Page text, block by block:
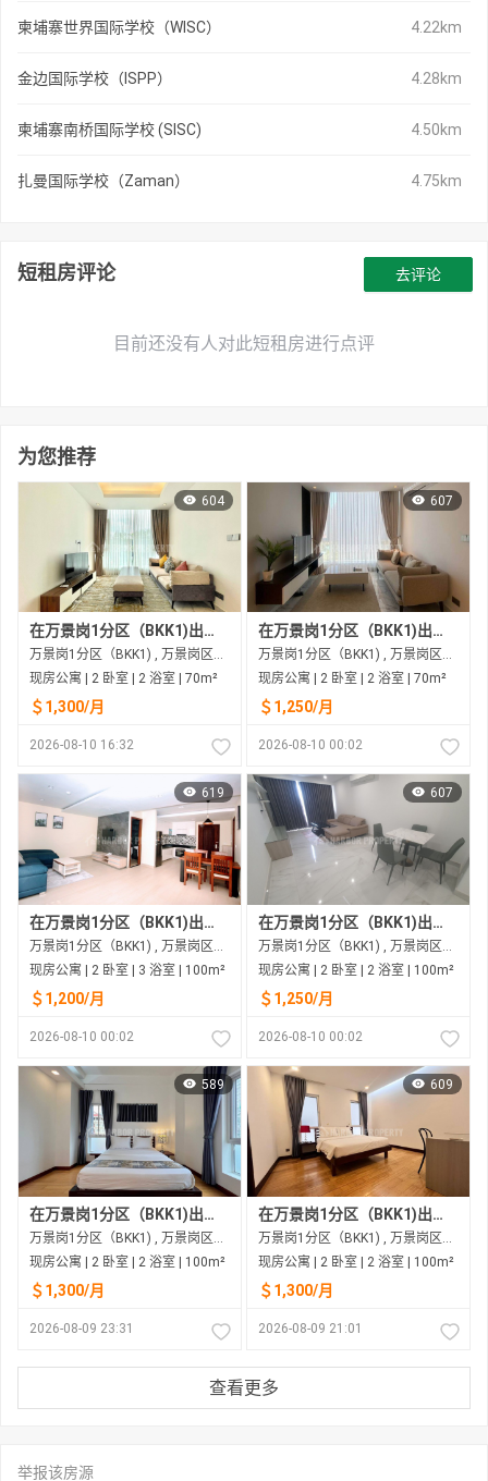
柬埔寨世界国际学校（WISC） 4.22km
金边国际学校（ISPP） 4.28km
柬埔寨南桥国际学校 (SISC) 4.50km
扎曼国际学校（Zaman） 4.75km
短租房评论
目前还没有人对此短租房进行点评
去评论
为您推荐
604
在万景岗1分区（BKK1)出租的现房公寓
万景岗1分区（BKK1) , 万景岗区（BKK) , 金边市
现房公寓 | 2 卧室 | 2 浴室 | 70m²
＄1,300/月
2026-08-10 16:32
607
在万景岗1分区（BKK1)出租的现房公寓
万景岗1分区（BKK1) , 万景岗区（BKK) , 金边市
现房公寓 | 2 卧室 | 2 浴室 | 70m²
＄1,250/月
2026-08-10 00:02
619
在万景岗1分区（BKK1)出租的现房公寓
万景岗1分区（BKK1) , 万景岗区（BKK) , 金边市
现房公寓 | 2 卧室 | 3 浴室 | 100m²
＄1,200/月
2026-08-10 00:02
607
在万景岗1分区（BKK1)出租的现房公寓
万景岗1分区（BKK1) , 万景岗区（BKK) , 金边市
现房公寓 | 2 卧室 | 2 浴室 | 100m²
＄1,250/月
2026-08-10 00:02
589
在万景岗1分区（BKK1)出租的现房公寓
万景岗1分区（BKK1) , 万景岗区（BKK) , 金边市
现房公寓 | 2 卧室 | 2 浴室 | 100m²
＄1,300/月
2026-08-09 23:31
609
在万景岗1分区（BKK1)出租的现房公寓
万景岗1分区（BKK1) , 万景岗区（BKK) , 金边市
现房公寓 | 2 卧室 | 2 浴室 | 100m²
＄1,300/月
2026-08-09 21:01
查看更多
举报该房源